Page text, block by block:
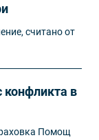
считано от
в
Помощ